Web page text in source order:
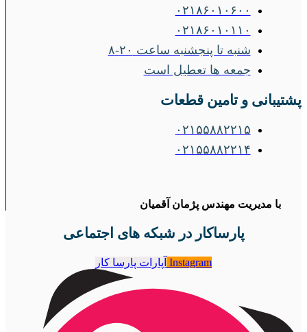
۰۲۱۸۶۰۱۰۶۰۰
۰۲۱۸۶۰۱۰۱۱۰
شنبه تا پنجشنبه ساعت ۲۰-۸
جمعه ها تعطیل است
پشتیبانی و تامین قطعات
۰۲۱۵۵۸۸۲۲۱۵
۰۲۱۵۵۸۸۲۲۱۴
با مدیریت مهندس پژمان آقمیان
پارساکار در شبکه های اجتماعی
Instagram آپارات پارسا کار